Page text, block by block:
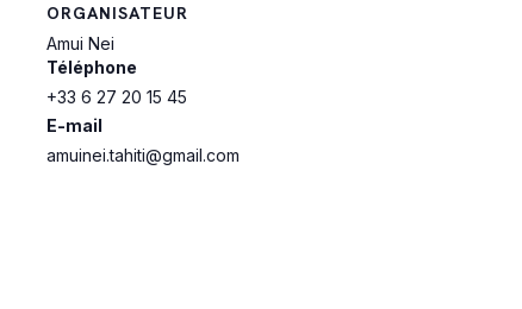
ORGANISATEUR
Amui Nei
Téléphone
+33 6 27 20 15 45
E-mail
amuinei.tahiti@gmail.com